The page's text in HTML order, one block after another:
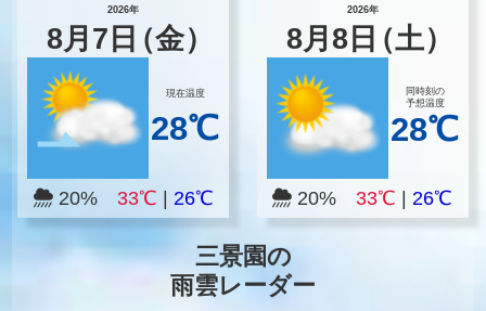
2026年
8月 7 日（金）
現在温度
28℃
20% 33℃ 26℃
2026年
8月8 日（土）
同時刻の
予想温度
28℃
20%33℃ |26℃
三景園の
雨雲レーダー